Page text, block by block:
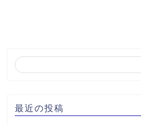
最近の投稿